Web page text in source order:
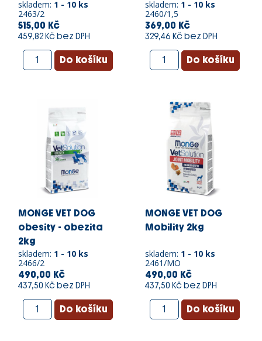
skladem: 1 - 10 ks
2463/2
515,00 Kč
459,82 Kč bez DPH
skladem: 1 - 10 ks
2460/1,5
369,00 Kč
329,46 Kč bez DPH
MONGE VET DOG
obesity - obezita
2kg
skladem: 1 - 10 ks
2466/2
490,00 Kč
437,50 Kč bez DPH
MONGE VET DOG
Mobility 2kg
skladem: 1 - 10 ks
2461/MO
490,00 Kč
437,50 Kč bez DPH